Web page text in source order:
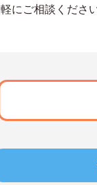
軽にご相談ください